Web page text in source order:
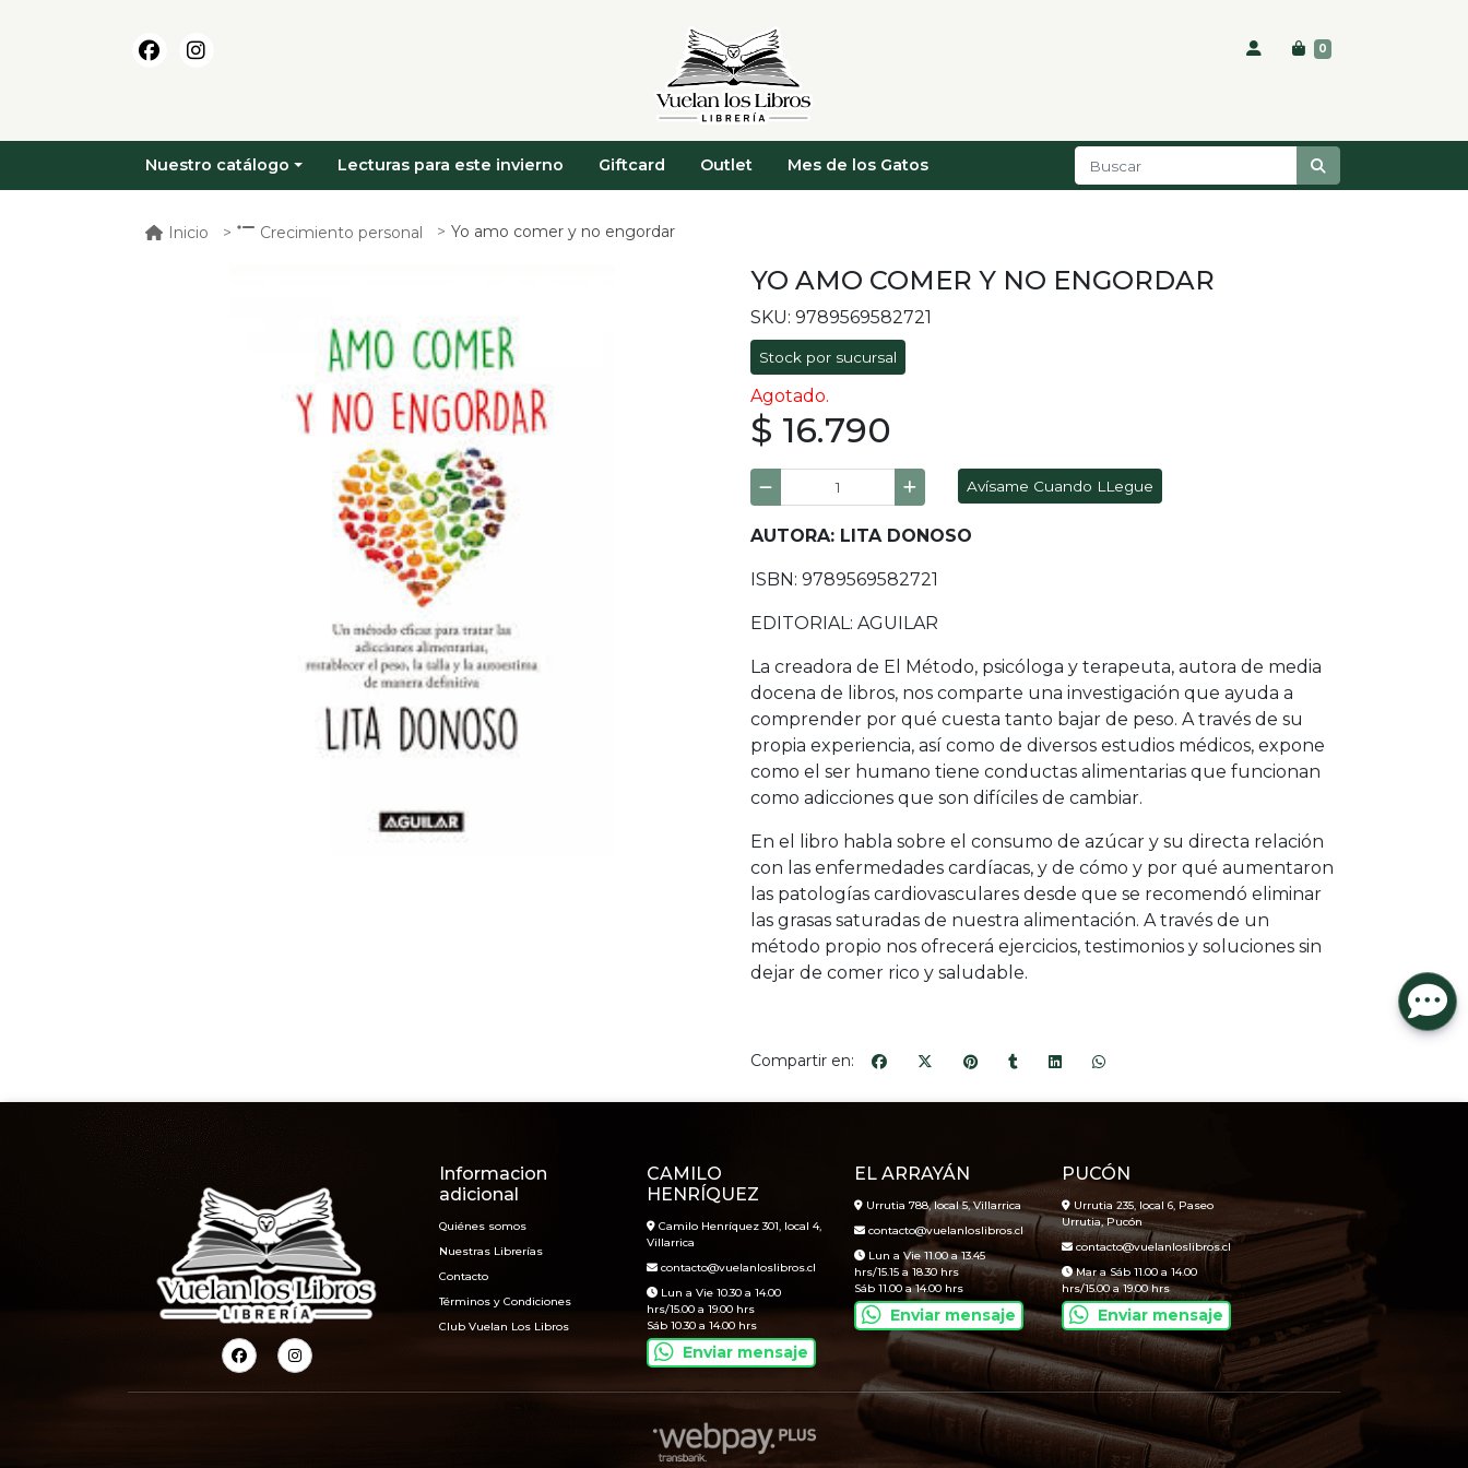
0
Nuestro catálogo Lecturas para este invierno Giftcard Outlet Mes de los Gatos
Inicio Crecimiento personal Yo amo comer y no engordar
YO AMO COMER Y NO ENGORDAR
SKU: 9789569582721
Stock por sucursal
Agotado.
$ 16.790
Avísame Cuando LLegue
AUTORA: LITA DONOSO
ISBN: 9789569582721
EDITORIAL: AGUILAR
La creadora de El Método, psicóloga y terapeuta, autora de media
docena de libros, nos comparte una investigación que ayuda a
comprender por qué cuesta tanto bajar de peso. A través de su
propia experiencia, así como de diversos estudios médicos, expone
como el ser humano tiene conductas alimentarias que funcionan
como adicciones que son difíciles de cambiar.
En el libro habla sobre el consumo de azúcar y su directa relación
con las enfermedades cardíacas, y de cómo y por qué aumentaron
las patologías cardiovasculares desde que se recomendó eliminar
las grasas saturadas de nuestra alimentación. A través de un
método propio nos ofrecerá ejercicios, testimonios y soluciones sin
dejar de comer rico y saludable.
Compartir en:
Informacion
adicional
Quiénes somos
Nuestras Librerías
Contacto
Términos y Condiciones
Club Vuelan Los Libros
CAMILO
HENRÍQUEZ
Camilo Henríquez 301, local 4,
Villarrica
contacto@vuelanloslibros.cl
Lun a Vie 10.30 a 14.00
hrs/15.00 a 19.00 hrs
Sáb 10.30 a 14.00 hrs
Enviar mensaje
EL ARRAYÁN
Urrutia 788, local 5, Villarrica
contacto@vuelanloslibros.cl
Lun a Vie 11.00 a 13.45
hrs/15.15 a 18.30 hrs
Sáb 11.00 a 14.00 hrs
Enviar mensaje
PUCÓN
Urrutia 235, local 6, Paseo
Urrutia, Pucón
contacto@vuelanloslibros.cl
Mar a Sáb 11.00 a 14.00
hrs/15.00 a 19.00 hrs
Enviar mensaje